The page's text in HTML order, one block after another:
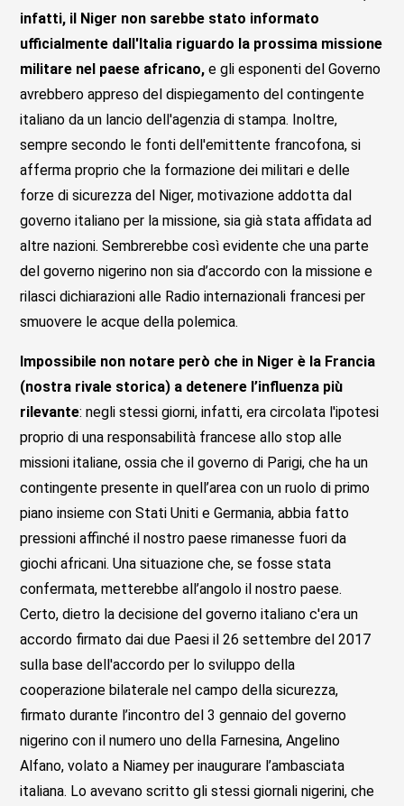
infatti, il Niger non sarebbe stato informato
ufficialmente dall'Italia riguardo la prossima missione
militare nel paese africano, e gli esponenti del Governo
avrebbero appreso del dispiegamento del contingente
italiano da un lancio dell'agenzia di stampa. Inoltre,
sempre secondo le fonti dell'emittente francofona, si
afferma proprio che la formazione dei militari e delle
forze di sicurezza del Niger, motivazione addotta dal
governo italiano per la missione, sia già stata affidata ad
altre nazioni. Sembrerebbe così evidente che una parte
del governo nigerino non sia d’accordo con la missione e
rilasci dichiarazioni alle Radio internazionali francesi per
smuovere le acque della polemica.
Impossibile non notare però che in Nigerè la Francia
(nostra rivale storica) a detenere l’influenza più
rilevante: negli stessi giorni, infatti, era circolata l'ipotesi
proprio di una responsabilità francese allo stop alle
missioni italiane, ossia che il governo di Parigi, che ha un
contingente presente in quell’area con un ruolo di primo
piano insieme con Stati Uniti e Germania, abbia fatto
pressioni affinché il nostro paese rimanesse fuori da
giochi africani. Una situazione che, se fosse stata
confermata, metterebbe all’angolo il nostro paese.
Certo, dietro la decisione del governo italiano c'era un
accordo firmato dai due Paesi il 26 settembre del 2017
sulla base dell'accordo per lo sviluppo della
cooperazione bilaterale nel campo della sicurezza,
firmato durante l’incontro del 3 gennaio del governo
nigerino con il numero uno della Farnesina, Angelino
Alfano, volato a Niamey per inaugurare l’ambasciata
italiana. Lo avevano scritto gli stessi giornali nigerini, che